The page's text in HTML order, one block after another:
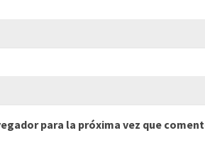
para la próxima vez que